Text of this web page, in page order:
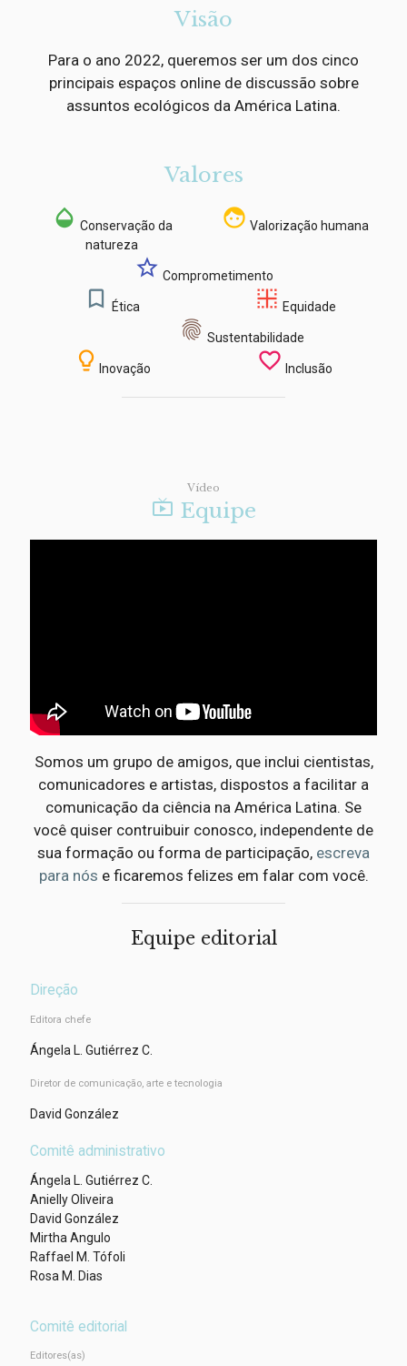
Visão
Para o ano 2022, queremos ser um dos cinco
principais espaços online de discussão sobre
assuntos ecológicos da América Latina.
Valores
opacity Conservação da
natureza
face Valorização humana
star_outline Comprometimento
bookmark_border Ética border_inner Equidade
ic_fingerprint Sustentabilidade
lightbulb_outline Inovação favorite_border Inclusão
Vídeo
 Equipe
Somos um grupo de amigos, que inclui cientistas,
comunicadores e artistas, dispostos a facilitar a
comunicação da ciência na América Latina. Se
você quiser contruibuir conosco, independente de
sua formação ou forma de participação, escreva
para nós e ficaremos felizes em falar com você.
Equipe editorial
Direção
Editora chefe
Ángela L. Gutiérrez C.
Diretor de comunicação, arte e tecnologia
David González
Comitê administrativo
Ángela L. Gutiérrez C.
Anielly Oliveira
David González
Mirtha Angulo
Raffael M. Tófoli
Rosa M. Dias
Comitê editorial
Editores(as)